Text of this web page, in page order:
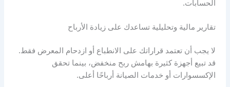
الحسابات.
تقارير مالية وتحليلية تساعدك على زيادة الأرباح
لا يجب أن تعتمد قراراتك على الانطباع أو ازدحام المعرض فقط.
قد تبيع أجهزة كثيرة بهامش ربح منخفض، بينما تحقق
الإكسسوارات أو خدمات الصيانة أرباحًا أعلى.